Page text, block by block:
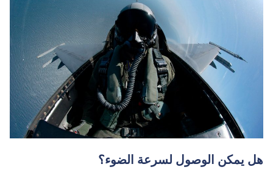
هل يمكن الوصول لسرعة الضوء؟